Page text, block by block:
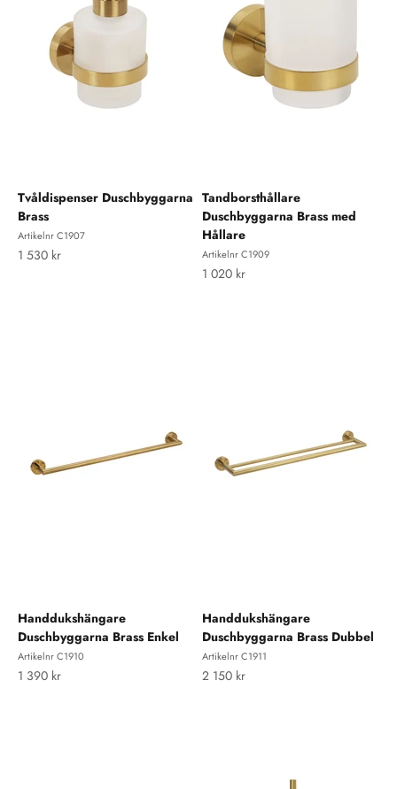
Tvåldispenser Duschbyggarna
Brass
Artikelnr C1907
REA-pris
1 530 kr
Tandborsthållare
Duschbyggarna Brass med
Hållare
Artikelnr C1909
REA-pris
1 020 kr
Handdukshängare
Duschbyggarna Brass Enkel
Artikelnr C1910
REA-pris
1 390 kr
Handdukshängare
Duschbyggarna Brass Dubbel
Artikelnr C1911
REA-pris
2 150 kr